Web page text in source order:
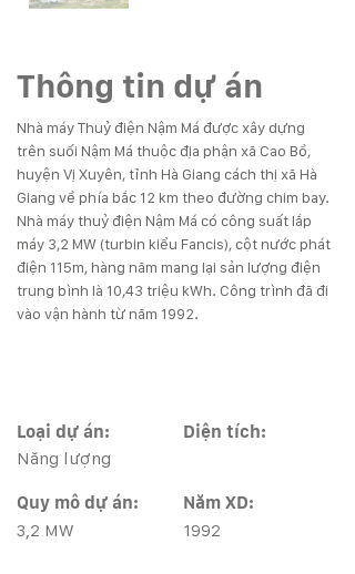
Thông tin dự án
Nhà máy Thuỷ điện Nậm Má được xây dựng
trên suối Nậm Má thuộc địa phận xã Cao Bồ,
huyện Vị Xuyên, tỉnh Hà Giang cách thị xã Hà
Giang về phía bắc 12 km theo đường chim bay.
Nhà máy thuỷ điện Nậm Má có công suất lắp
máy 3,2 MW (turbin kiểu Fancis), cột nước phát
điện 115m, hàng năm mang lại sản lượng điện
trung bình là 10,43 triệu kWh. Công trình đã đi
vào vận hành từ năm 1992.
Loại dự án:
Năng lượng
Quy mô dự án:
3,2 MW
Diện tích:
Năm XD:
1992